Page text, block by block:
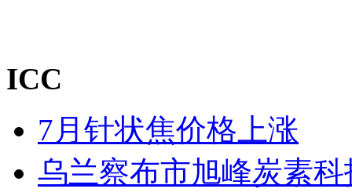
ICC
7月针状焦价格上涨
乌兰察布市旭峰炭素